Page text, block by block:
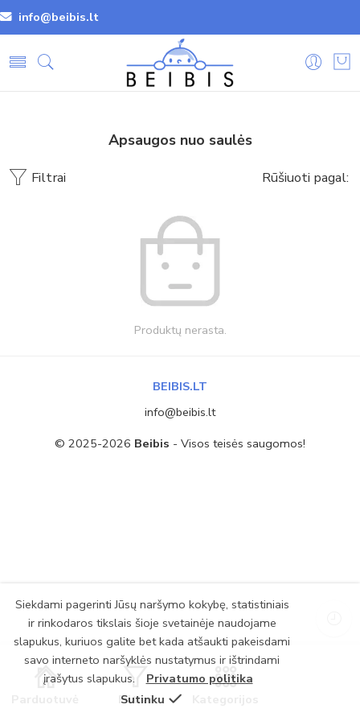
info@beibis.lt
Apsaugos nuo saulės
Filtrai Rūšiuoti pagal:
Produktų nerasta.
BEIBIS.LT
info@beibis.lt
© 2025-2026 Beibis - Visos teisės saugomos!
Filtrai
Siekdami pagerinti Jūsų naršymo kokybę, statistiniais
ir rinkodaros tikslais šioje svetainėje naudojame
slapukus, kuriuos galite bet kada atšaukti pakeisdami
savo interneto naršyklės nustatymus ir ištrindami
įrašytus slapukus.
Privatumo politika
Sutinku